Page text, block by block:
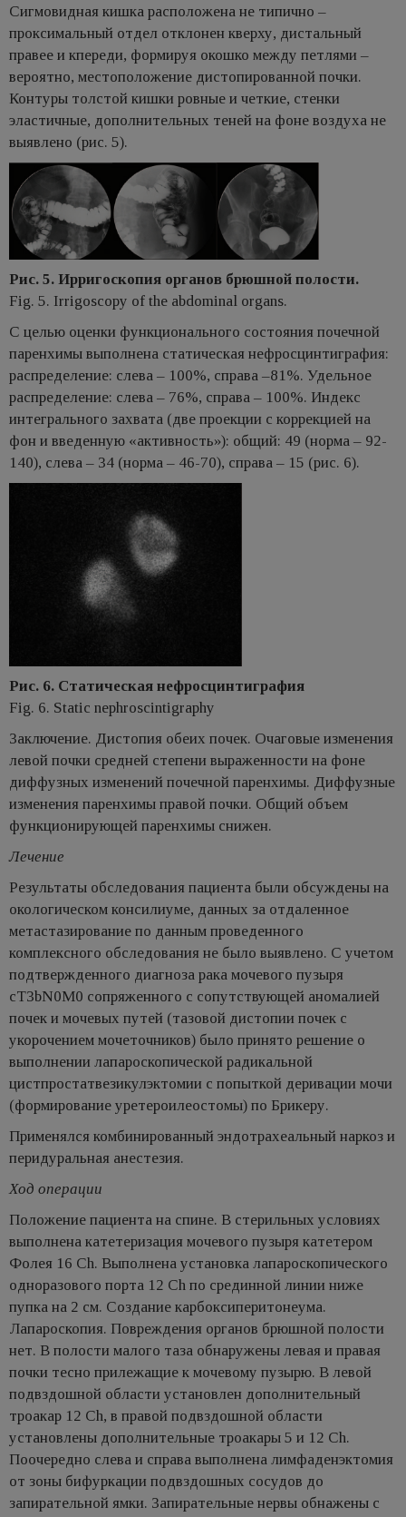
Сигмовидная кишка расположена не типично –
проксимальный отдел отклонен кверху, дистальный
правее и кпереди, формируя окошко между петлями –
вероятно, местоположение дистопированной почки.
Контуры толстой кишки ровные и четкие, стенки
эластичные, дополнительных теней на фоне воздуха не
выявлено (рис. 5).
Рис. 5. Ирригоскопия органов брюшной полости.
Fig. 5. Irrigoscopy of the abdominal organs.
С целью оценки функционального состояния почечной
паренхимы выполнена статическая нефросцинтиграфия:
распределение: слева – 100%, справа –81%. Удельное
распределение: слева – 76%, справа – 100%. Индекс
интегрального захвата (две проекции с коррекцией на
фон и введенную «активность»): общий: 49 (норма – 92-
140), слева – 34 (норма – 46-70), справа – 15 (рис. 6).
Рис. 6. Статическая нефросцинтиграфия
Fig. 6. Static nephroscintigraphy
Заключение. Дистопия обеих почек. Очаговые изменения
левой почки средней степени выраженности на фоне
диффузных изменений почечной паренхимы. Диффузные
изменения паренхимы правой почки. Общий объем
функционирующей паренхимы снижен.
Лечение
Результаты обследования пациента были обсуждены на
окологическом консилиуме, данных за отдаленное
метастазирование по данным проведенного
комплексного обследования не было выявлено. С учетом
подтвержденного диагноза рака мочевого пузыря
сT3bN0M0 сопряженного с сопутствующей аномалией
почек и мочевых путей (тазовой дистопии почек с
укорочением мочеточников) было принято решение о
выполнении лапароскопической радикальной
цистпростатвезикулэктомии с попыткой деривации мочи
(формирование уретероилеостомы) по Брикеру.
Применялся комбинированный эндотрахеальный наркоз и
перидуральная анестезия.
Ход операции
Положение пациента на спине. В стерильных условиях
выполнена катетеризация мочевого пузыря катетером
Фолея 16 Сh. Выполнена установка лапароскопического
одноразового порта 12 Сh по срединной линии ниже
пупка на 2 см. Создание карбоксиперитонеума.
Лапароскопия. Повреждения органов брюшной полости
нет. В полости малого таза обнаружены левая и правая
почки тесно прилежащие к мочевому пузырю. В левой
подвздошной области установлен дополнительный
троакар 12 Ch, в правой подвздошной области
установлены дополнительные троакары 5 и 12 Ch.
Поочередно слева и справа выполнена лимфаденэктомия
от зоны бифуркации подвздошных сосудов до
запирательной ямки. Запирательные нервы обнажены с